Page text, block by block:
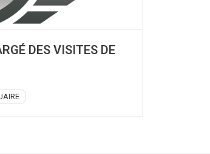
DES VISITES DE